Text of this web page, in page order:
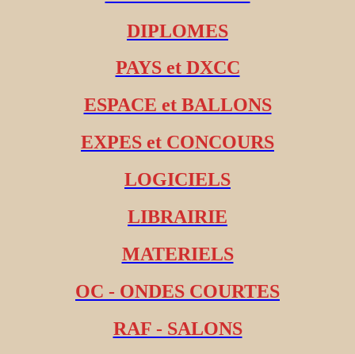
DIPLOMES
PAYS et DXCC
ESPACE et BALLONS
EXPES et CONCOURS
LOGICIELS
LIBRAIRIE
MATERIELS
OC - ONDES COURTES
RAF - SALONS